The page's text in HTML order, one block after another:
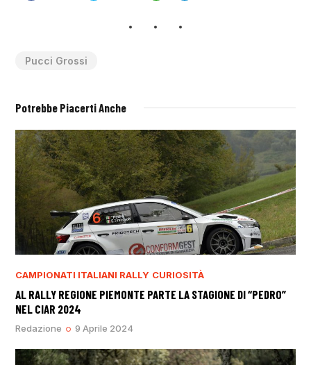
Pucci Grossi
Potrebbe Piacerti Anche
CAMPIONATI ITALIANI RALLY CURIOSITÀ
AL RALLY REGIONE PIEMONTE PARTE LA STAGIONE DI “PEDRO”
NEL CIAR 2024
Redazione 9 Aprile 2024